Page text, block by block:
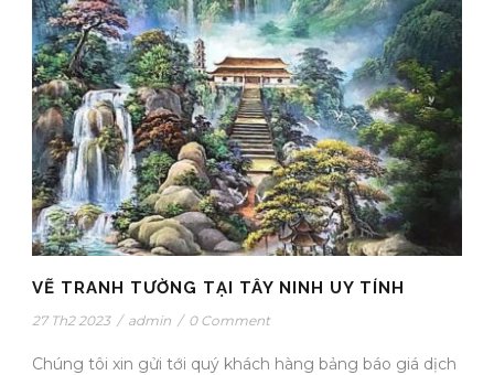
VẼ TRANH TƯỜNG TẠI TÂY NINH UY TÍNH
27 Th2 2023 / admin / 0 Comment
Chúng tôi xin gửi tới quý khách hàng bảng báo giá dịch